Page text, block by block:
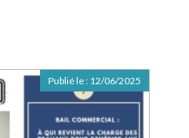
Publié le : 12/06/2025